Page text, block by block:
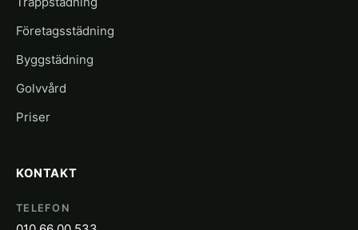
Företagsstädning
Byggstädning
Golvvård
Priser
KONTAKT
TELEFON